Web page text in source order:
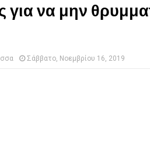
να μην
Σάββατο, Νοεμβρίου 16, 2019